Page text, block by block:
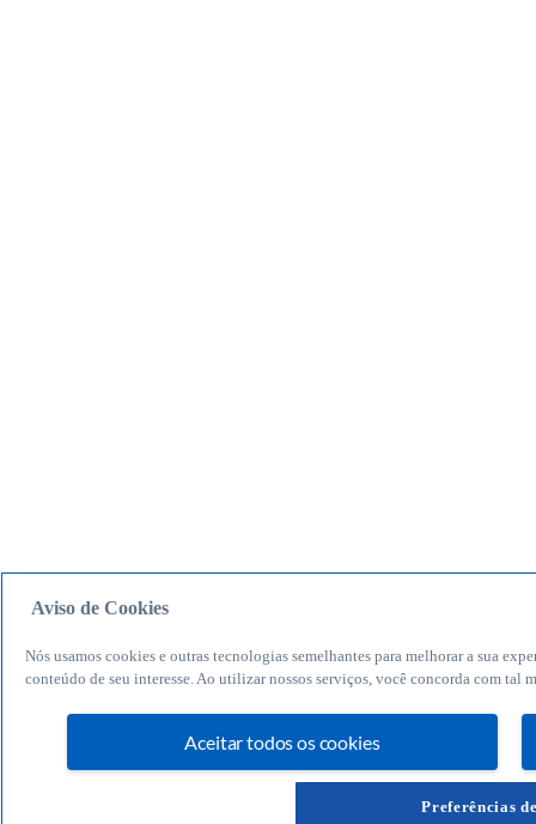
Aviso de Cookies
Nós usamos cookies e outras tecnologias semelhantes para melhorar a sua
conteúdo de seu interesse. Ao utilizar nossos serviços, você concorda com tal
Aceitar todos os cookies
Preferências